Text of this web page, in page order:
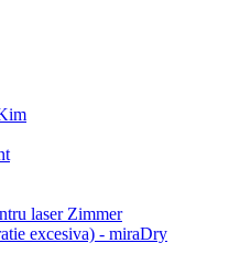
laser Zimmer
excesiva) - miraDry